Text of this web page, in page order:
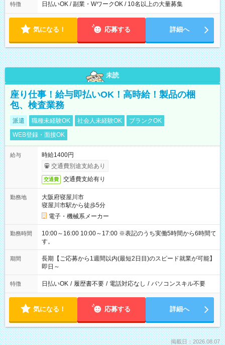
特徴 日払いOK / 副業・WワークOK / 10名以上の大量募集
気になる！ 応募する 詳細へ
未読
座り仕事！給与即払いOK！高時給！製品の梱
包、検査業務
派遣 職種未経験OK 社会人未経験OK
ブランクOK
WEB登録・面接OK
給与
時給1400円
交通費別途支給あり
交通費 交通費支給有り
勤務地
大阪府寝屋川市
寝屋川市駅から徒歩5分
電子・機械系メーカー
勤務時間
10:00～16:00 10:00～17:00 ※表記のうち実働5時間から6時間で
す。
期間
長期【ご応募から1週間以内(最短2日目)のスピード就業が可能】
即日～
特徴 日払いOK / 履歴書不要 / 電話対応なし / パソコンスキル不要
気になる！ 応募する 詳細へ
掲載日：2026.08.07